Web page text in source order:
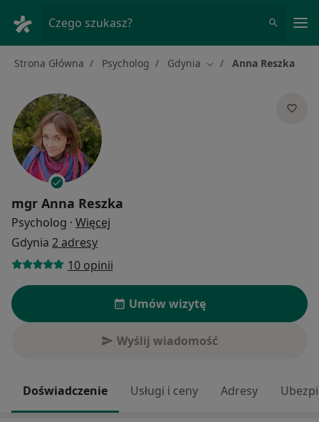
Czego szukasz?
Strona Główna Psycholog Gdynia Zmień miasto
Anna Reszka
mgr Anna Reszka
Psycholog · Więcej
Gdynia 2 adresy
10 opinii
Umów wizytę
Wyślij wiadomość
Doświadczenie Usługi i ceny Adresy